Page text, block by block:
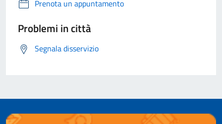
Prenota un appuntamento
Problemi in città
Segnala disservizio